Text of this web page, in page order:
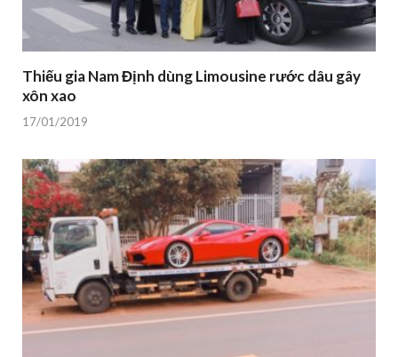
Thiếu gia Nam Định dùng Limousine rước dâu gây
xôn xao
17/01/2019